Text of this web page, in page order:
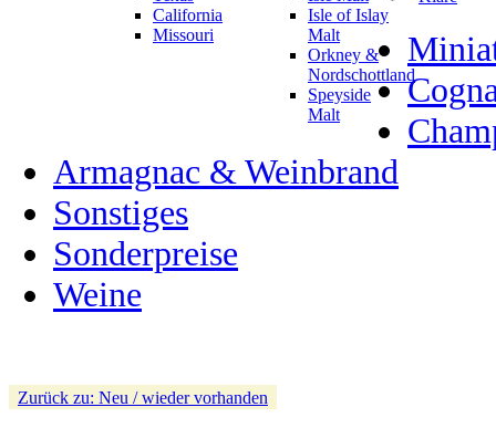
California
Missouri
Isle of Islay
Malt
Orkney &
Nordschottland
Speyside
Malt
Armagnac & Weinbrand
Sonstiges
Sonderpreise
Weine
Zurück zu: Neu / wieder vorhanden